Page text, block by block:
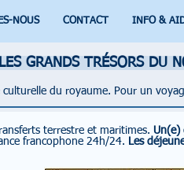
NOUS CONTACT INFO &
GRANDS TRÉSORS DU
du royaume. Pour un
terrestre et maritimes. Un(e)
francophone 24h/24. Les